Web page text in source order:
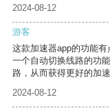
2024-08-12
游客
这款加速器app的功能
一个自动切换线路的功
路，从而获得更好的加速
2024-08-12